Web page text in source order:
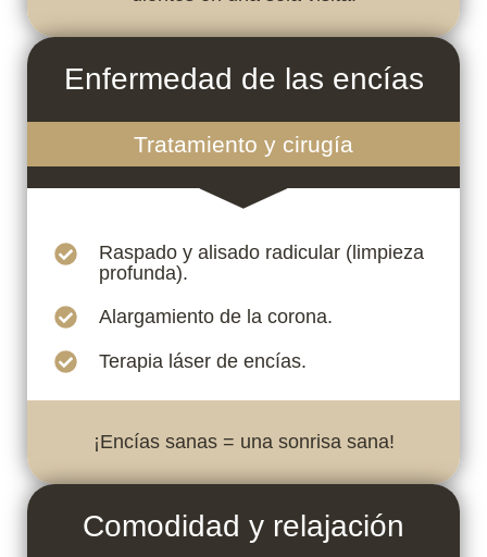
Enfermedad de las encías
Tratamiento y cirugía
Raspado y alisado radicular (limpieza
profunda).
Alargamiento de la corona.
Terapia láser de encías.
¡Encías sanas = una sonrisa sana!
Comodidad y relajación